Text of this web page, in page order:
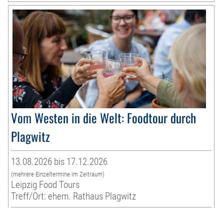
Vom Westen in die Welt: Foodtour durch
Plagwitz
13.08.2026 bis 17.12.2026
(mehrere Einzeltermine im Zeitraum)
Leipzig Food Tours
Treff/Ort: ehem. Rathaus Plagwitz